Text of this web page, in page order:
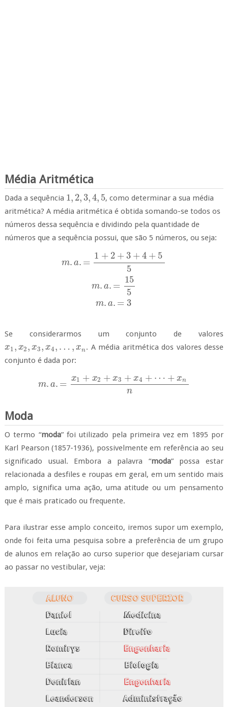
Média Aritmética
Dada a sequência 1, 2, 3,4, 5
1,2,3 ,4, 5
, como determinar a sua média
aritmética? A média aritmética é obtida somando-se todos os
números dessa sequência e dividindo pela quantidade de
números que a sequência possui, que são 5 números, ou seja:
m. a. =
1 + 2 + 3 +4 + 5
5
m. a. =
15
5
m. a. = 3
3+ 4+ 55 m a. =155m .a
Se considerarmos um conjunto de valores
x1, x2, x3, x4, … , xn
x1 x2,x3,x4, …,x n
. A média aritmética dos valores desse
conjunto é dada por:
m. a. =
x1 + x2 + x3 + x4 + ⋯ + xn
n
m.a.=x1+x2+x3+x4+⋯+xnn
Moda
O termo “moda” foi utilizado pela primeira vez em 1895 por
Karl Pearson (1857-1936), possivelmente em referência ao seu
significado usual. Embora a palavra “moda” possa estar
relacionada a desfiles e roupas em geral, em um sentido mais
amplo, significa uma ação, uma atitude ou um pensamento
que é mais praticado ou frequente.
Para ilustrar esse amplo conceito, iremos supor um exemplo,
onde foi feita uma pesquisa sobre a preferência de um grupo
de alunos em relação ao curso superior que desejariam cursar
ao passar no vestibular, veja: